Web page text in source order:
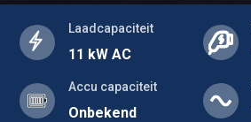
Laadcapaciteit
11 kW AC
Accu capaciteit
Onbekend